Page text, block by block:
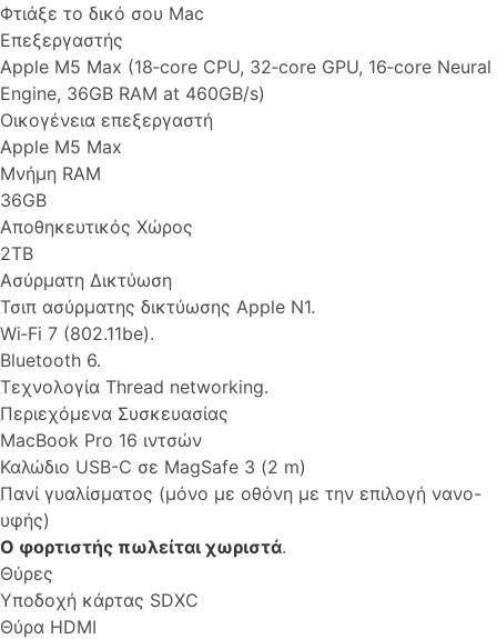
Φτιάξε το δικό σου Mac
Επεξεργαστής
Apple M5 Max (18‑core CPU, 32‑core GPU, 16‑core Neural
Engine, 36GB RAM at 460GB/s)
Οικογένεια επεξεργαστή
Apple M5 Max
Μνήμη RAM
36GB
Αποθηκευτικός Χώρος
2TB
Ασύρματη Δικτύωση
Τσιπ ασύρματης δικτύωσης Apple N1.
Wi‑Fi 7 (802.11be).
Bluetooth 6.
Τεχνολογία Thread networking.
Περιεχόμενα Συσκευασίας
MacBook Pro 16 ιντσών
Καλώδιο USB-C σε MagSafe 3 (2 m)
Πανί γυαλίσματος (μόνο με οθόνη με την επιλογή νανο-
υφής)
Ο φορτιστής πωλείται χωριστά.
Θύρες
Υποδοχή κάρτας SDXC
Θύρα HDMI